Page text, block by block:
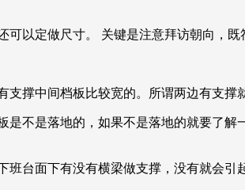
以定做尺寸。 关键是注意拜访朝向，既
撑中间档板比较宽的。所谓两边有支撑
不是落地的，如果不是落地的就要了
台面下有没有横梁做支撑，没有就会引